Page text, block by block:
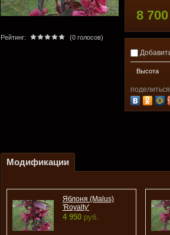
Рейтинг: (0 голосов)
8 700
Высота
поделиться
Модификации
Яблоня (Malus)
'Royalty'
4 950 руб.